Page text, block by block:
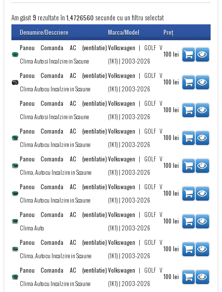
Am găsit9 rezultate în 1,4726560 secunde cu un filtru selectat
Denumire/Descriere Marca/Model
Preţ
Panou Comanda AC (ventilatie)
Clima Auto si Incalzire in Sacune
Volkswagen | GOLF V
(1K1) | 2003-2026
100 lei
Panou Comanda AC (ventilatie)
Clima Auto cu Incalzire in Scaune
Volkswagen | GOLF V
(1K1) | 2003-2026
100 lei
Panou Comanda AC (ventilatie)
Clima Auto si Incalzire in Scaune
Volkswagen | GOLF V
(1K1) | 2003-2026
100 lei
Panou Comanda AC (ventilatie)
Clima Auto cu Incalzire in Scaune
Volkswagen | GOLF V
(1K1) | 2003-2026
100 lei
Panou Comanda AC (ventilatie)
Clima, Auto cu Incalzire in Scaune
Volkswagen | GOLF V
(1K1) | 2003-2026
100 lei
Panou Comanda AC (ventilatie)
Clima Auto cu Incalzire in Scaune
Volkswagen | GOLF V
(1K1) | 2003-2026
100 lei
Panou Comanda AC (ventilatie)
Clima Auto
Volkswagen | GOLF V
(1K1) | 2003-2026
100 lei
Panou Comanda AC (ventilatie)
Clima, Auto cu Incalzire in Scaune
Volkswagen | GOLF V
(1K1) | 2003-2026
100 lei
Panou Comanda AC (ventilatie)
Clima Auto cu Incalzire in Scaune
Volkswagen | GOLF V
(1K1) | 2003-2026
100 lei